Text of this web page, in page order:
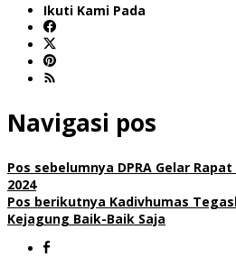
Ikuti Kami Pada
Navigasi pos
Pos sebelumnya DPRA Gelar
2024
Pos berikutnya Kadivhumas
Kejagung Baik-Baik Saja